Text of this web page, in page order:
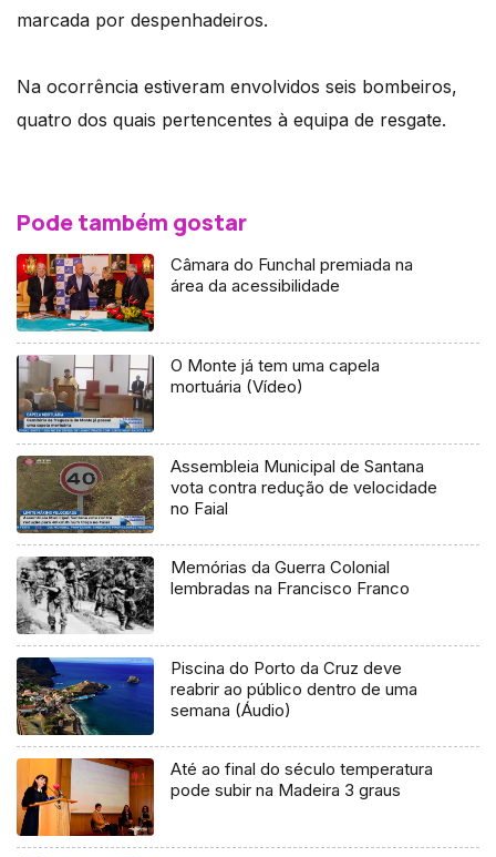
marcada por despenhadeiros.
Na ocorrência estiveram envolvidos seis bombeiros,
quatro dos quais pertencentes à equipa de resgate.
Pode também gostar
Câmara do Funchal premiada na
área da acessibilidade
O Monte já tem uma capela
mortuária (Vídeo)
Assembleia Municipal de Santana
vota contra redução de velocidade
no Faial
Memórias da Guerra Colonial
lembradas na Francisco Franco
Piscina do Porto da Cruz deve
reabrir ao público dentro de uma
semana (Áudio)
Até ao final do século temperatura
pode subir na Madeira 3 graus